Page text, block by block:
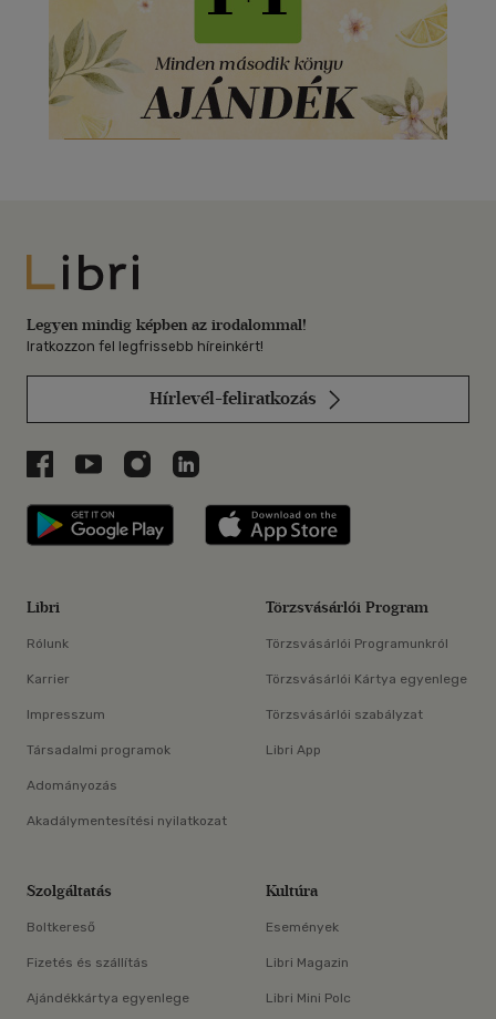
Libri
Legyen mindig képben az irodalommal!
Iratkozzon fel legfrissebb híreinkért!
Hírlevél-feliratkozás
Libri a Facebookon
Libri a Youtube-on
Libri az Instagramon
Libri a LinkedInen
Libri applikáció Szerezd meg: Google
Libri
Rólunk
Karrier
Impresszum
Társadalmi programok
Adományozás
Akadálymentesítési nyilatkozat
Törzsvásárlói Program
Törzsvásárlói Programunkról
Törzsvásárlói Kártya egyenlege
Törzsvásárlói szabályzat
Libri App
Szolgáltatás
Boltkereső
Fizetés és szállítás
Ajándékkártya egyenlege
Kultúra
Események
Libri Magazin
Libri Mini Polc